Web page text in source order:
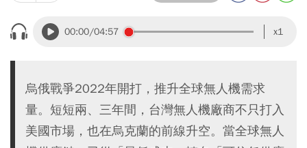
00:00/04:57 x1
烏俄戰爭2022年開打，推升全球無人機需求
量。短短兩、三年間，台灣無人機廠商不只打入
美國市場，也在烏克蘭的前線升空。當全球無人